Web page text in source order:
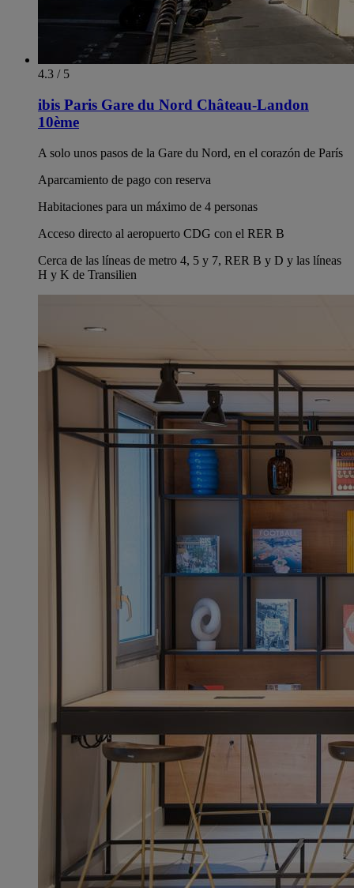
4.3 / 5
ibis Paris Gare du Nord Château-Landon
10ème
A solo unos pasos de la Gare du Nord, en el corazón de París
Aparcamiento de pago con reserva
Habitaciones para un máximo de 4 personas
Acceso directo al aeropuerto CDG con el RER B
Cerca de las líneas de metro 4, 5 y 7, RER B y D y las líneas
H y K de Transilien